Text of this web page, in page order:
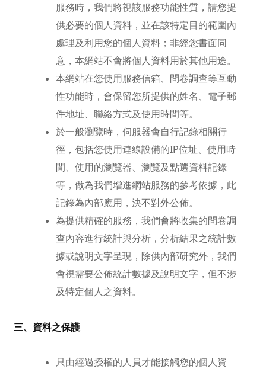
服務時，我們將視該服務功能性質，請您提
供必要的個人資料，並在該特定目的範圍內
處理及利用您的個人資料；非經您書面同
意，本網站不會將個人資料用於其他用途。
本網站在您使用服務信箱、問卷調查等互動
性功能時，會保留您所提供的姓名、電子郵
件地址、聯絡方式及使用時間等。
於一般瀏覽時，伺服器會自行記錄相關行
徑，包括您使用連線設備的IP位址、使用時
間、使用的瀏覽器、瀏覽及點選資料記錄
等，做為我們增進網站服務的參考依據，此
記錄為內部應用，決不對外公佈。
為提供精確的服務，我們會將收集的問卷調
查內容進行統計與分析，分析結果之統計數
據或說明文字呈現，除供內部研究外，我們
會視需要公佈統計數據及說明文字，但不涉
及特定個人之資料。
三、資料之保護
只由經過授權的人員才能接觸您的個人資